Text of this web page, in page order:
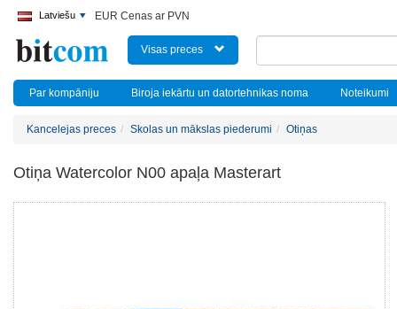
Latviešu EUR Cenas ar PVN
Visas preces
Par kompāniju Biroja iekārtu un datortehnikas noma Noteikumi
Kancelejas preces Skolas un mākslas piederumi Otiņas
Otiņa Watercolor N00 apaļa Masterart